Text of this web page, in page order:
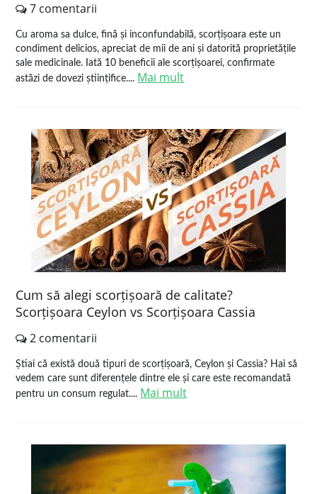
7 comentarii
Cu aroma sa dulce, fină și inconfundabilă, scorțișoara este un
condiment delicios, apreciat de mii de ani și datorită proprietățile
sale medicinale. Iată 10 beneficii ale scorțișoarei, confirmate
astăzi de dovezi științifice.... Mai mult
Cum să alegi scorțișoară de calitate?
Scorțișoara Ceylon vs Scorțișoara Cassia
2 comentarii
Știai că există două tipuri de scorțișoară, Ceylon și Cassia? Hai să
vedem care sunt diferențele dintre ele și care este recomandată
pentru un consum regulat.... Mai mult